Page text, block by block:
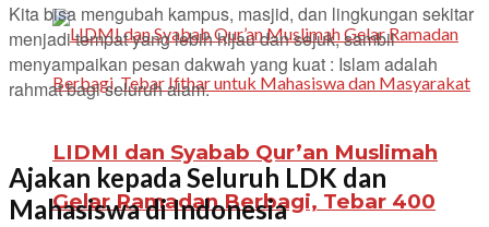
LIDMI dan Syabab Qur’an Muslimah
Gelar Ramadan Berbagi, Tebar 400
Kita bisa mengubah kampus, masjid, dan lingkungan sekitar
menjadi tempat yang lebih hijau dan sejuk, sambil
menyampaikan pesan dakwah yang kuat : Islam adalah
rahmat bagi seluruh alam.
Ajakan kepada Seluruh LDK dan
Mahasiswa di Indonesia